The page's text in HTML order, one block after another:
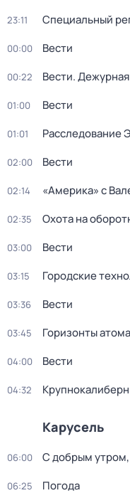
23:11 Специальный
00:00 Вести
00:22 Вести. Дежурная
01:00 Вести
01:01 Расследование
02:00 Вести
02:14 «Америка» с
02:35 Охота на
03:00 Вести
03:15 Городские
03:36 Вести
03:45 Горизонты атома
04:00 Вести
04:32
Карусель
06:00 С добрым
06:25 Погода